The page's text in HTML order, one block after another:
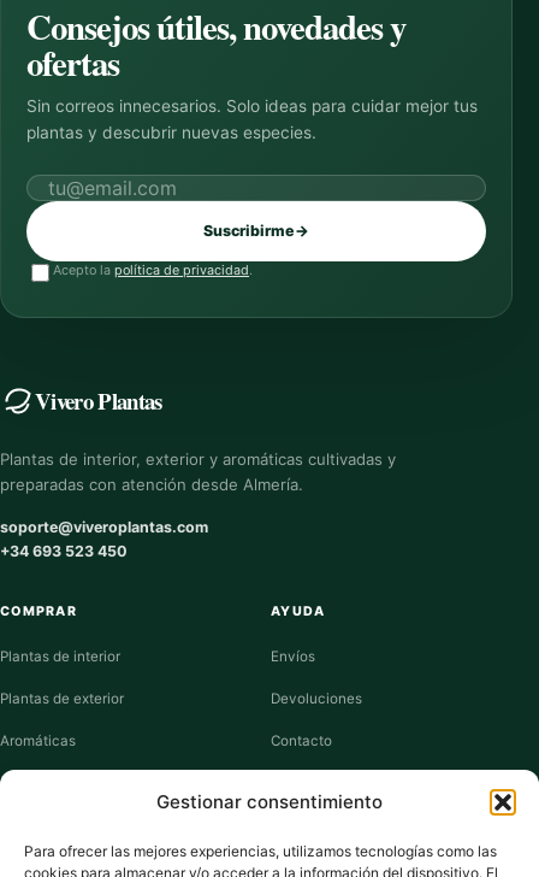
Gestionar consentimiento
Para ofrecer las mejores experiencias, utilizamos tecnologías como las
cookies para almacenar y/o acceder a la información del dispositivo. El
Consejos útiles, novedades y
ofertas
Sin correos innecesarios. Solo ideas para cuidar mejor tus
plantas y descubrir nuevas especies.
Correo electrónico
Suscribirme→
Acepto la política de privacidad.
Vivero Plantas
Plantas de interior, exterior y aromáticas cultivadas y
preparadas con atención desde Almería.
soporte@viveroplantas.com
+34 693 523 450
COMPRAR
Plantas de interior
Plantas de exterior
Aromáticas
Suculentas
AYUDA
Envíos
Devoluciones
Contacto